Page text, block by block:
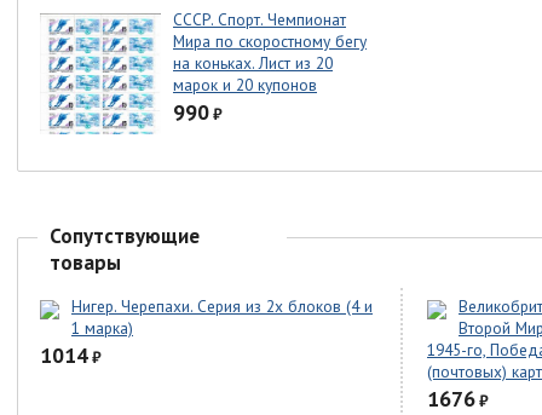
СССР. Спорт. Чемпионат
Мира по скоростному бегу
на коньках. Лист из 20
марок и 20 купонов
990₽
Сопутствующие
товары
Нигер. Черепахи. Серия из 2х блоков (4 и
1 марка)
1014₽
Второй
1945-го,
(почтовых)
1676₽